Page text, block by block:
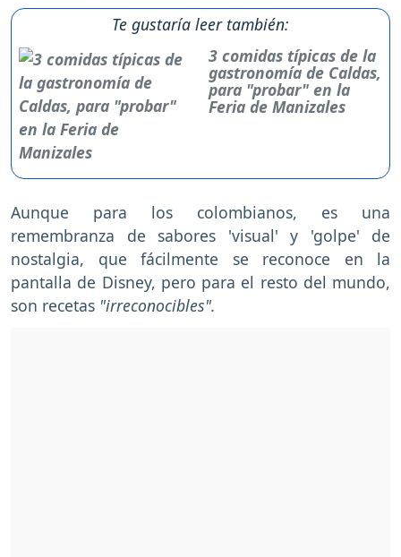
Te gustaría leer también:
3 comidas típicas de la
gastronomía de Caldas,
para "probar" en la
Feria de Manizales
Aunque para los colombianos, es una
remembranza de sabores 'visual' y 'golpe' de
nostalgia, que fácilmente se reconoce en la
pantalla de Disney, pero para el resto del mundo,
son recetas "irreconocibles".